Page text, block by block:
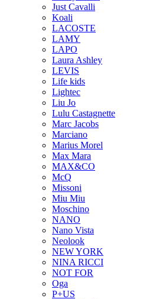
Just Cavalli
Koali
LACOSTE
LAMY
LAPO
Laura Ashley
LEVIS
Life kids
Lightec
Liu Jo
Lulu Castagnette
Marc Jacobs
Marciano
Marius Morel
Max Mara
MAX&CO
McQ
Missoni
Miu Miu
Moschino
NANO
Nano Vista
Neolook
NEW YORK
NINA RICCI
NOT FOR
Oga
P+US